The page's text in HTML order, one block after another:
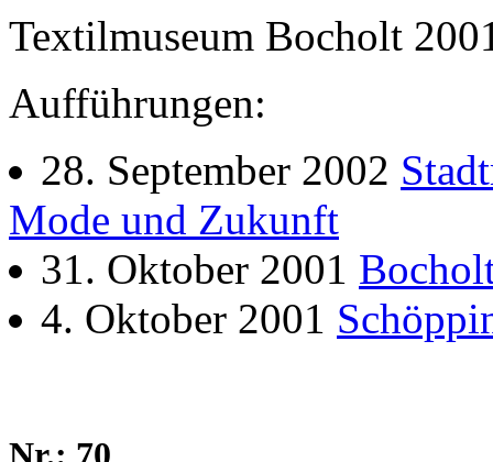
Textilmuseum Bocholt
Aufführungen:
28. September 2002
Mode und Zukunft
31. Oktober 2001
4. Oktober 2001